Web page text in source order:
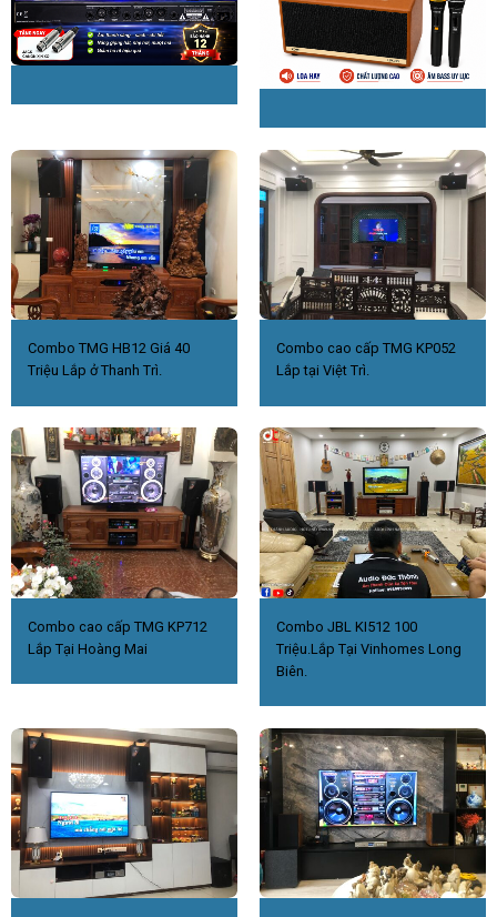
Combo TMG HB12 Giá 40
Triệu Lắp ở Thanh Trì.
Combo cao cấp TMG KP052
Lắp tại Việt Trì.
Combo cao cấp TMG KP712
Lắp Tại Hoàng Mai
Combo JBL KI512 100
Triệu.Lắp Tại Vinhomes Long
Biên.